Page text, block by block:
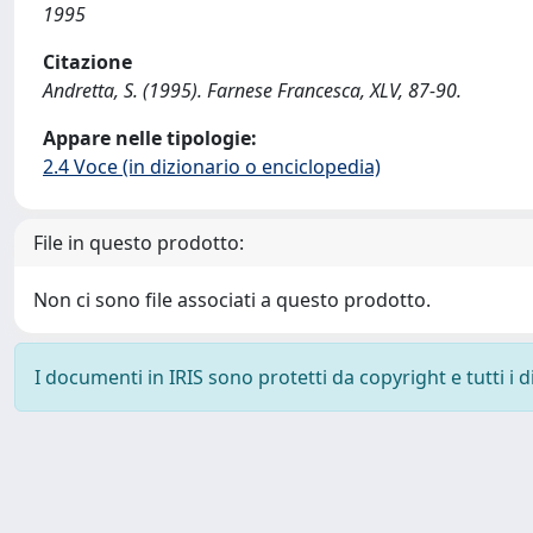
1995
Citazione
Andretta, S. (1995). Farnese Francesca, XLV, 87-90.
Appare nelle tipologie:
2.4 Voce (in dizionario o enciclopedia)
File in questo prodotto:
Non ci sono file associati a questo prodotto.
I documenti in IRIS sono protetti da copyright e tutti i